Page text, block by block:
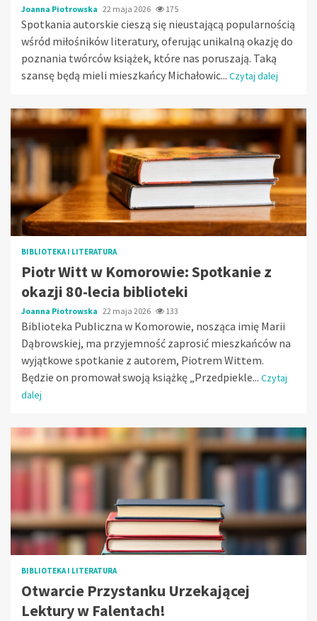
Joanna Piotrowska 22 maja 2026 175
Spotkania autorskie cieszą się nieustającą popularnością
wśród miłośników literatury, oferując unikalną okazję do
poznania twórców książek, które nas poruszają. Taką
szansę będą mieli mieszkańcy Michałowic... Czytaj dalej
BIBLIOTEKA I LITERATURA
Piotr Witt w Komorowie: Spotkanie z
okazji 80-lecia biblioteki
Joanna Piotrowska 22 maja 2026 133
Biblioteka Publiczna w Komorowie, nosząca imię Marii
Dąbrowskiej, ma przyjemność zaprosić mieszkańców na
wyjątkowe spotkanie z autorem, Piotrem Wittem.
Będzie on promował swoją książkę „Przedpiekle... Czytaj
dalej
BIBLIOTEKA I LITERATURA
Otwarcie Przystanku Urzekającej
Lektury w Falentach!